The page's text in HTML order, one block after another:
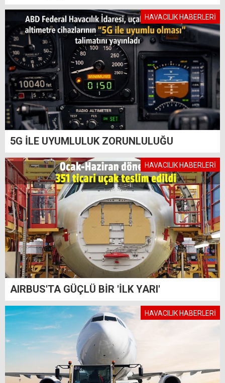
HAVACILIK HABERLERİ
5G İLE UYUMLULUK ZORUNLULUĞU
HAVACILIK HABERLERİ
AIRBUS'TA GÜÇLÜ BİR 'İLK YARI'
HAVACILIK HABERLERİ